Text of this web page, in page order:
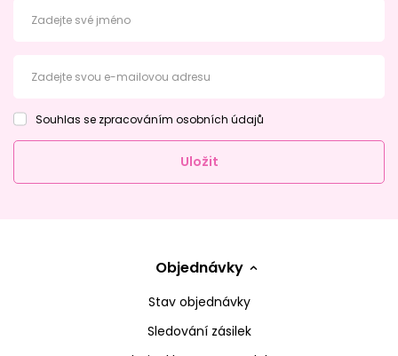
Zadejte své jméno
Zadejte svou e-mailovou adresu
Souhlas se zpracováním osobních údajů
Uložit
Objednávky
Stav objednávky
Sledování zásilek